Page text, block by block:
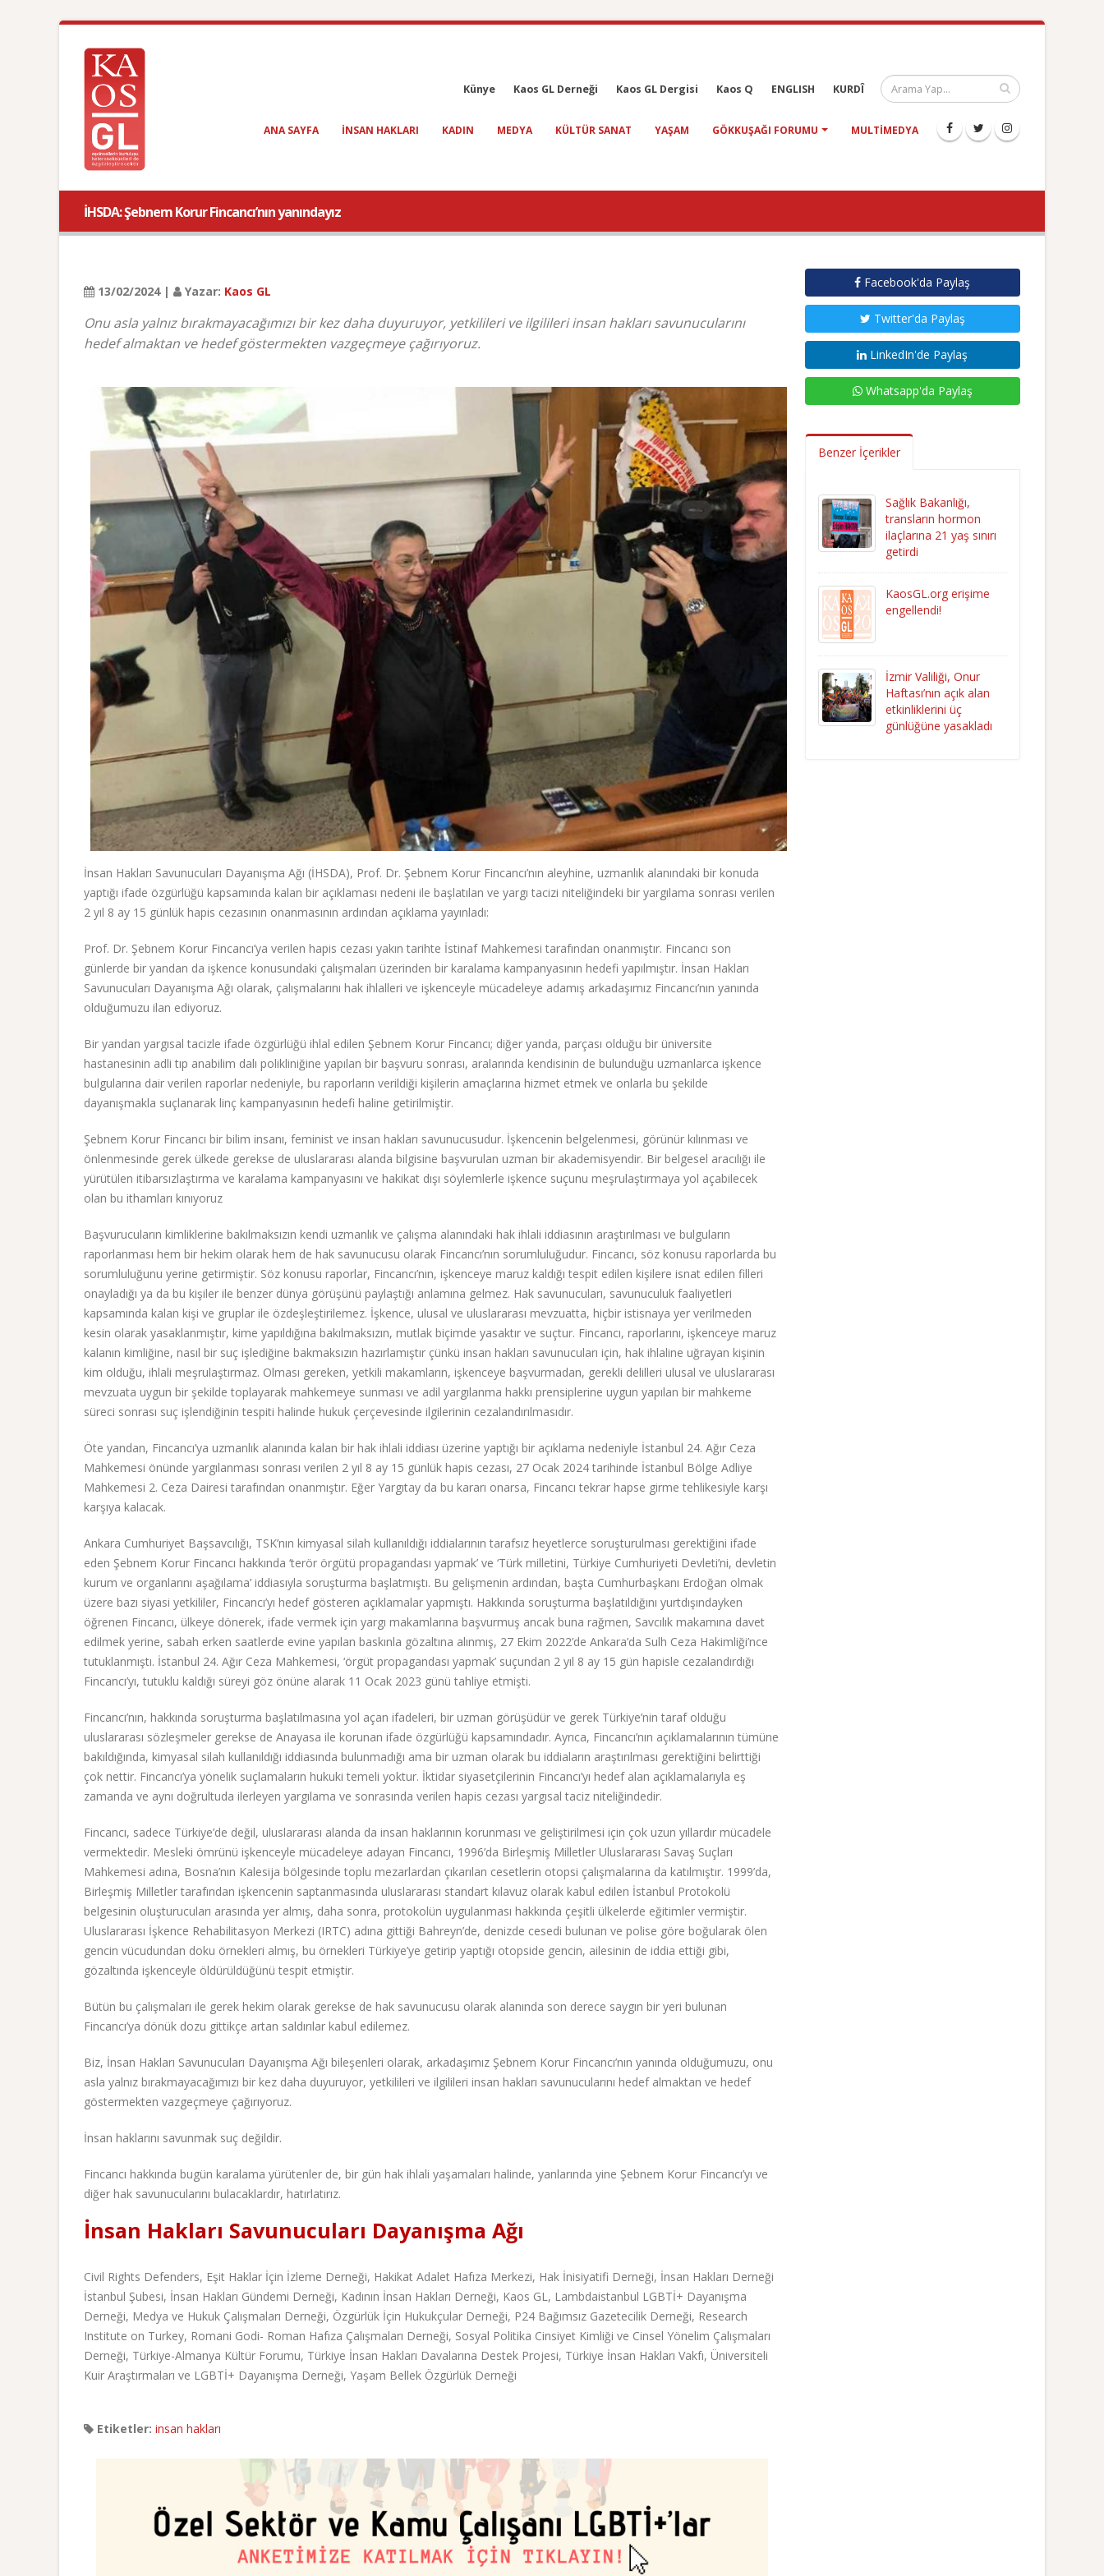
Künye Kaos GL Derneği Kaos GL Dergisi Kaos Q ENGLISH KURDÎ
ANA SAYFA INSAN HAKLARI KADIN MEDYA KÜLTÜR SANAT YAŞAM GÖKKUŞAĞI FORUMU MULTIMEDYA
İHSDA: Şebnem Korur Fincancı’nın yanındayız
13/02/2024 | Yazar: Kaos GL
Onu asla yalnız bırakmayacağımızı bir kez daha duyuruyor, yetkilileri ve ilgilileri insan hakları savunucularını
hedef almaktan ve hedef göstermekten vazgeçmeye çağırıyoruz.
İnsan Hakları Savunucuları Dayanışma Ağı (İHSDA), Prof. Dr. Şebnem Korur Fincancı’nın aleyhine, uzmanlık alanındaki bir konuda
yaptığı ifade özgürlüğü kapsamında kalan bir açıklaması nedeni ile başlatılan ve yargı tacizi niteliğindeki bir yargılama sonrası verilen
2 yıl 8 ay 15 günlük hapis cezasının onanmasının ardından açıklama yayınladı:
Prof. Dr. Şebnem Korur Fincancı’ya verilen hapis cezası yakın tarihte İstinaf Mahkemesi tarafından onanmıştır. Fincancı son
günlerde bir yandan da işkence konusundaki çalışmaları üzerinden bir karalama kampanyasının hedefi yapılmıştır. İnsan Hakları
Savunucuları Dayanışma Ağı olarak, çalışmalarını hak ihlalleri ve işkenceyle mücadeleye adamış arkadaşımız Fincancı’nın yanında
olduğumuzu ilan ediyoruz.
Bir yandan yargısal tacizle ifade özgürlüğü ihlal edilen Şebnem Korur Fincancı; diğer yanda, parçası olduğu bir üniversite
hastanesinin adli tıp anabilim dalı polikliniğine yapılan bir başvuru sonrası, aralarında kendisinin de bulunduğu uzmanlarca işkence
bulgularına dair verilen raporlar nedeniyle, bu raporların verildiği kişilerin amaçlarına hizmet etmek ve onlarla bu şekilde
dayanışmakla suçlanarak linç kampanyasının hedefi haline getirilmiştir.
Şebnem Korur Fincancı bir bilim insanı, feminist ve insan hakları savunucusudur. İşkencenin belgelenmesi, görünür kılınması ve
önlenmesinde gerek ülkede gerekse de uluslararası alanda bilgisine başvurulan uzman bir akademisyendir. Bir belgesel aracılığı ile
yürütülen itibarsızlaştırma ve karalama kampanyasını ve hakikat dışı söylemlerle işkence suçunu meşrulaştırmaya yol açabilecek
olan bu ithamları kınıyoruz
Başvurucuların kimliklerine bakılmaksızın kendi uzmanlık ve çalışma alanındaki hak ihlali iddiasının araştırılması ve bulguların
raporlanması hem bir hekim olarak hem de hak savunucusu olarak Fincancı’nın sorumluluğudur. Fincancı, söz konusu raporlarda bu
sorumluluğunu yerine getirmiştir. Söz konusu raporlar, Fincancı’nın, işkenceye maruz kaldığı tespit edilen kişilere isnat edilen filleri
onayladığı ya da bu kişiler ile benzer dünya görüşünü paylaştığı anlamına gelmez. Hak savunucuları, savunuculuk faaliyetleri
kapsamında kalan kişi ve gruplar ile özdeşleştirilemez. İşkence, ulusal ve uluslararası mevzuatta, hiçbir istisnaya yer verilmeden
kesin olarak yasaklanmıştır, kime yapıldığına bakılmaksızın, mutlak biçimde yasaktır ve suçtur. Fincancı, raporlarını, işkenceye maruz
kalanın kimliğine, nasıl bir suç işlediğine bakmaksızın hazırlamıştır çünkü insan hakları savunucuları için, hak ihlaline uğrayan kişinin
kim olduğu, ihlali meşrulaştırmaz. Olması gereken, yetkili makamların, işkenceye başvurmadan, gerekli delilleri ulusal ve uluslararası
mevzuata uygun bir şekilde toplayarak mahkemeye sunması ve adil yargılanma hakkı prensiplerine uygun yapılan bir mahkeme
süreci sonrası suç işlendiğinin tespiti halinde hukuk çerçevesinde ilgilerinin cezalandırılmasıdır.
Öte yandan, Fincancı’ya uzmanlık alanında kalan bir hak ihlali iddiası üzerine yaptığı bir açıklama nedeniyle İstanbul 24. Ağır Ceza
Mahkemesi önünde yargılanması sonrası verilen 2 yıl 8 ay 15 günlük hapis cezası, 27 Ocak 2024 tarihinde İstanbul Bölge Adliye
Mahkemesi 2. Ceza Dairesi tarafından onanmıştır. Eğer Yargıtay da bu kararı onarsa, Fincancı tekrar hapse girme tehlikesiyle karşı
karşıya kalacak.
Ankara Cumhuriyet Başsavcılığı, TSK’nın kimyasal silah kullanıldığı iddialarının tarafsız heyetlerce soruşturulması gerektiğini ifade
eden Şebnem Korur Fincancı hakkında ‘terör örgütü propagandası yapmak’ ve ‘Türk milletini, Türkiye Cumhuriyeti Devleti’ni, devletin
kurum ve organlarını aşağılama’ iddiasıyla soruşturma başlatmıştı. Bu gelişmenin ardından, başta Cumhurbaşkanı Erdoğan olmak
üzere bazı siyasi yetkililer, Fincancı’yı hedef gösteren açıklamalar yapmıştı. Hakkında soruşturma başlatıldığını yurtdışındayken
öğrenen Fincancı, ülkeye dönerek, ifade vermek için yargı makamlarına başvurmuş ancak buna rağmen, Savcılık makamına davet
edilmek yerine, sabah erken saatlerde evine yapılan baskınla gözaltına alınmış, 27 Ekim 2022’de Ankara’da Sulh Ceza Hakimliği’nce
tutuklanmıştı. İstanbul 24. Ağır Ceza Mahkemesi, ‘örgüt propagandası yapmak’ suçundan 2 yıl 8 ay 15 gün hapisle cezalandırdığı
Fincancı’yı, tutuklu kaldığı süreyi göz önüne alarak 11 Ocak 2023 günü tahliye etmişti.
Fincancı’nın, hakkında soruşturma başlatılmasına yol açan ifadeleri, bir uzman görüşüdür ve gerek Türkiye’nin taraf olduğu
uluslararası sözleşmeler gerekse de Anayasa ile korunan ifade özgürlüğü kapsamındadır. Ayrıca, Fincancı’nın açıklamalarının tümüne
bakıldığında, kimyasal silah kullanıldığı iddiasında bulunmadığı ama bir uzman olarak bu iddiaların araştırılması gerektiğini belirttiği
çok nettir. Fincancı’ya yönelik suçlamaların hukuki temeli yoktur. İktidar siyasetçilerinin Fincancı’yı hedef alan açıklamalarıyla eş
zamanda ve aynı doğrultuda ilerleyen yargılama ve sonrasında verilen hapis cezası yargısal taciz niteliğindedir.
Fincancı, sadece Türkiye’de değil, uluslararası alanda da insan haklarının korunması ve geliştirilmesi için çok uzun yıllardır mücadele
vermektedir. Mesleki ömrünü işkenceyle mücadeleye adayan Fincancı, 1996’da Birleşmiş Milletler Uluslararası Savaş Suçları
Mahkemesi adına, Bosna’nın Kalesija bölgesinde toplu mezarlardan çıkarılan cesetlerin otopsi çalışmalarına da katılmıştır. 1999’da,
Birleşmiş Milletler tarafından işkencenin saptanmasında uluslararası standart kılavuz olarak kabul edilen İstanbul Protokolü
belgesinin oluşturucuları arasında yer almış, daha sonra, protokolün uygulanması hakkında çeşitli ülkelerde eğitimler vermiştir.
Uluslararası İşkence Rehabilitasyon Merkezi (IRTC) adına gittiği Bahreyn’de, denizde cesedi bulunan ve polise göre boğularak ölen
gencin vücudundan doku örnekleri almış, bu örnekleri Türkiye’ye getirip yaptığı otopside gencin, ailesinin de iddia ettiği gibi,
gözaltında işkenceyle öldürüldüğünü tespit etmiştir.
Bütün bu çalışmaları ile gerek hekim olarak gerekse de hak savunucusu olarak alanında son derece saygın bir yeri bulunan
Fincancı’ya dönük dozu gittikçe artan saldırılar kabul edilemez.
Biz, İnsan Hakları Savunucuları Dayanışma Ağı bileşenleri olarak, arkadaşımız Şebnem Korur Fincancı’nın yanında olduğumuzu, onu
asla yalnız bırakmayacağımızı bir kez daha duyuruyor, yetkilileri ve ilgilileri insan hakları savunucularını hedef almaktan ve hedef
göstermekten vazgeçmeye çağırıyoruz.
İnsan haklarını savunmak suç değildir.
Fincancı hakkında bugün karalama yürütenler de, bir gün hak ihlali yaşamaları halinde, yanlarında yine Şebnem Korur Fincancı’yı ve
diğer hak savunucularını bulacaklardır, hatırlatırız.
İnsan Hakları Savunucuları Dayanışma Ağı
Civil Rights Defenders, Eşit Haklar İçin İzleme Derneği, Hakikat Adalet Hafıza Merkezi, Hak İnisiyatifi Derneği, İnsan Hakları Derneği
İstanbul Şubesi, İnsan Hakları Gündemi Derneği, Kadının İnsan Hakları Derneği, Kaos GL, Lambdaistanbul LGBTİ+ Dayanışma
Derneği, Medya ve Hukuk Çalışmaları Derneği, Özgürlük İçin Hukukçular Derneği, P24 Bağımsız Gazetecilik Derneği, Research
Institute on Turkey, Romani Godi- Roman Hafıza Çalışmaları Derneği, Sosyal Politika Cinsiyet Kimliği ve Cinsel Yönelim Çalışmaları
Derneği, Türkiye-Almanya Kültür Forumu, Türkiye İnsan Hakları Davalarına Destek Projesi, Türkiye İnsan Hakları Vakfı, Üniversiteli
Kuir Araştırmaları ve LGBTİ+ Dayanışma Derneği, Yaşam Bellek Özgürlük Derneği
Etiketler: insan hakları
Facebook'da Paylaş
Twitter'da Paylaş
LinkedIn'de Paylaş
Whatsapp'da Paylaş
Benzer İçerikler
Sağlık Bakanlığı,
transların hormon
ilaçlarına 21 yaş sınırı
getirdi
KaosGL.org erişime
engellendi!
İzmir Valiliği, Onur
Haftası’nın açık alan
etkinliklerini üç
günlüğüne yasakladı